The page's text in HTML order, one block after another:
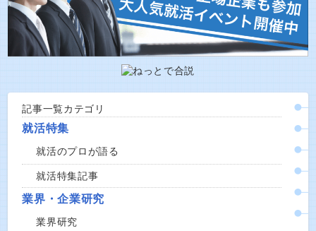
記事一覧カテゴリ
就活特集
就活のプロが語る
就活特集記事
業界・企業研究
業界研究